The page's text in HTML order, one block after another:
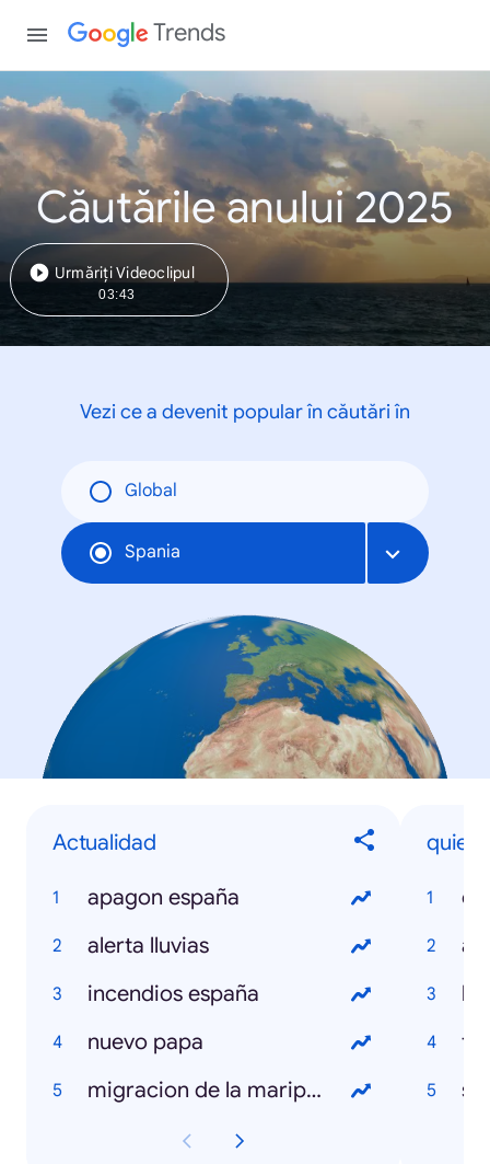
Trends
Căutările anului 2025
Urmăriți Videoclipul
03:43
Vezi ce a devenit popular în căutări în
Global
Spania
Actualidad
apagon españa
alerta lluvias
incendios españa
nuevo papa
migracion de la mariposa monarca
quien
el